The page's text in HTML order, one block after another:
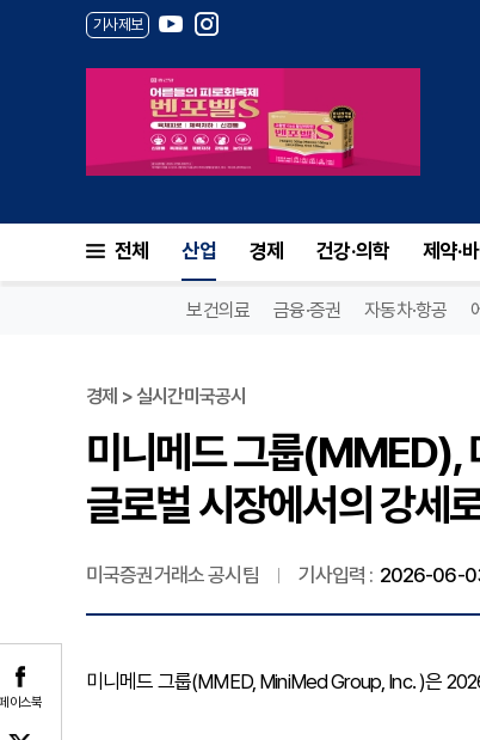
기사제보
전체 산업 경제 건강·의학 제약·
보건의료 금융·증권 자동차·항공
이스북
경제 > 실시간미국공시
미니메드 그룹(MMED),
글로벌 시장에서의 강세
미국증권거래소 공시팀 기사입력 : 2026-06-
미니메드 그룹(MMED, MiniMed Group, Inc. )은